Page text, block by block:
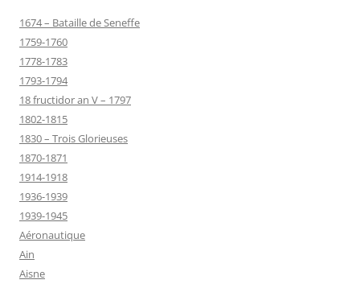
1674 – Bataille de Seneffe
1759-1760
1778-1783
1793-1794
18 fructidor an V – 1797
1802-1815
1830 – Trois Glorieuses
1870-1871
1914-1918
1936-1939
1939-1945
Aéronautique
Ain
Aisne